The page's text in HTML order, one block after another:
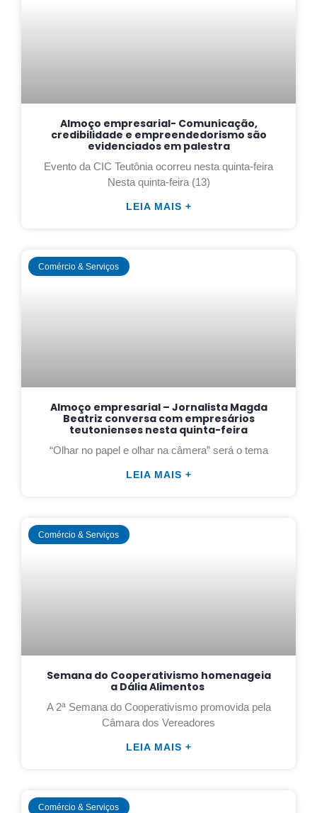
Almoço empresarial- Comunicação,
credibilidade e empreendedorismo são
evidenciados em palestra
Evento da CIC Teutônia ocorreu nesta quinta-feira
Nesta quinta-feira (13)
LEIA MAIS +
Comércio & Serviços
Almoço empresarial – Jornalista Magda
Beatriz conversa com empresários
teutonienses nesta quinta-feira
“Olhar no papel e olhar na câmera” será o tema
LEIA MAIS +
Comércio & Serviços
Semana do Cooperativismo homenageia
a Dália Alimentos
A 2ª Semana do Cooperativismo promovida pela
Câmara dos Vereadores
LEIA MAIS +
Comércio & Serviços